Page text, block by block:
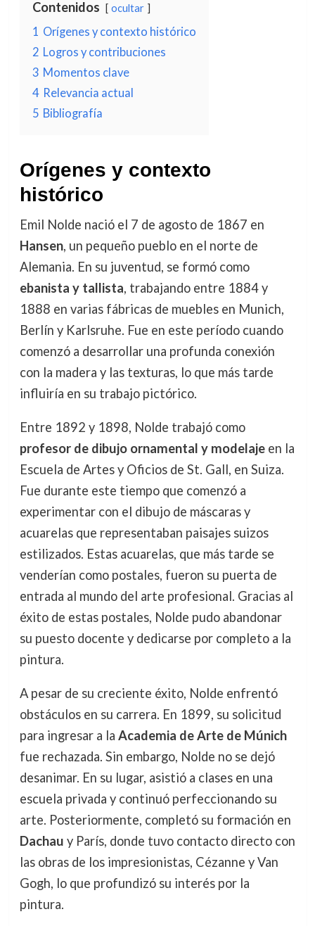
Contenidos ocultar
1 Orígenes y contexto histórico
2 Logros y contribuciones
3 Momentos clave
4 Relevancia actual
5 Bibliografía
Orígenes y contexto
histórico
Emil Nolde nació el 7 de agosto de 1867 en
Hansen, un pequeño pueblo en el norte de
Alemania. En su juventud, se formó como
ebanista y tallista, trabajando entre 1884 y
1888 en varias fábricas de muebles en Munich,
Berlín y Karlsruhe. Fue en este período cuando
comenzó a desarrollar una profunda conexión
con la madera y las texturas, lo que más tarde
influiría en su trabajo pictórico.
Entre 1892 y 1898, Nolde trabajó como
profesor de dibujo ornamental y modelajeen la
Escuela de Artes y Oficios de St. Gall, en Suiza.
Fue durante este tiempo que comenzó a
experimentar con el dibujo de máscaras y
acuarelas que representaban paisajes suizos
estilizados. Estas acuarelas, que más tarde se
venderían como postales, fueron su puerta de
entrada al mundo del arte profesional. Gracias al
éxito de estas postales, Nolde pudo abandonar
su puesto docente y dedicarse por completo a la
pintura.
A pesar de su creciente éxito, Nolde enfrentó
obstáculos en su carrera. En 1899, su solicitud
para ingresar a la Academia de Arte de Múnich
fue rechazada. Sin embargo, Nolde no se dejó
desanimar. En su lugar, asistió a clases en una
escuela privada y continuó perfeccionando su
arte. Posteriormente, completó su formación en
Dachau y París, donde tuvo contacto directo con
las obras de los impresionistas, Cézanne y Van
Gogh, lo que profundizó su interés por la
pintura.